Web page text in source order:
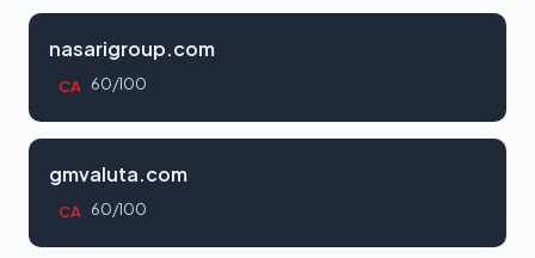
nasarigroup.com
CA 60/100
gmvaluta.com
CA 60/100